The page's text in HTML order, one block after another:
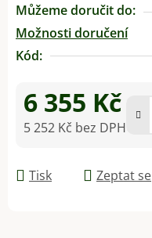
Můžeme doručit do:
Možnosti doručení
Kód:
6 355 Kč
5 252 Kč bez DPH
Tisk Zeptat se